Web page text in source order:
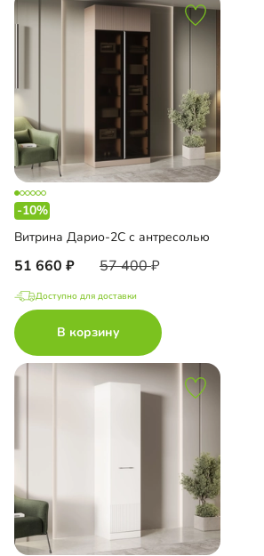
-10%
Витрина Дарио-2С с антресолью
51 660 57 400
Доступно для доставки
В корзину